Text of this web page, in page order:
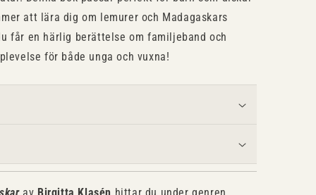
att lära dig om lemurer och Madagaskars
får en härlig berättelse om familjeband och
för både unga och vuxna!